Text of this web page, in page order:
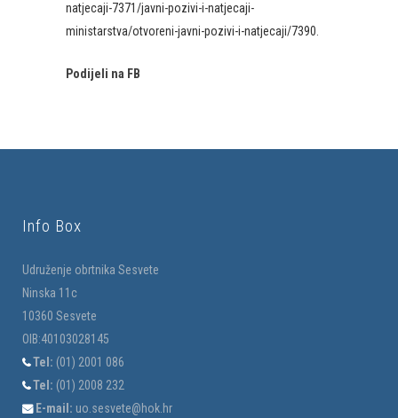
natjecaji-7371/javni-pozivi-i-natjecaji-
ministarstva/otvoreni-javni-pozivi-i-natjecaji/7390
Podijeli na FB
Info Box
Udruženje obrtnika Sesvete
Ninska 11c
10360 Sesvete
OIB:40103028145
Tel: (01) 2001 086
Tel: (01) 2008 232
E-mail: uo.sesvete@hok.hr